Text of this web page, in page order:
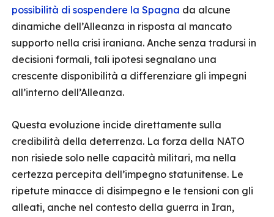
possibilità di sospendere la Spagna da alcune
dinamiche dell’Alleanza in risposta al mancato
supporto nella crisi iraniana. Anche senza tradursi in
decisioni formali, tali ipotesi segnalano una
crescente disponibilità a differenziare gli impegni
all’interno dell’Alleanza.
Questa evoluzione incide direttamente sulla
credibilità della deterrenza. La forza della NATO
non risiede solo nelle capacità militari, ma nella
certezza percepita dell’impegno statunitense. Le
ripetute minacce di disimpegno e le tensioni con gli
alleati, anche nel contesto della guerra in Iran,